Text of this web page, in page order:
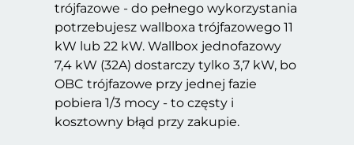
trójfazowe - do pełnego wykorzystania
potrzebujesz wallboxa trójfazowego 11
kW lub 22 kW. Wallbox jednofazowy
7,4 kW (32A) dostarczy tylko 3,7 kW, bo
OBC trójfazowe przy jednej fazie
pobiera 1/3 mocy - to częsty i
kosztowny błąd przy zakupie.